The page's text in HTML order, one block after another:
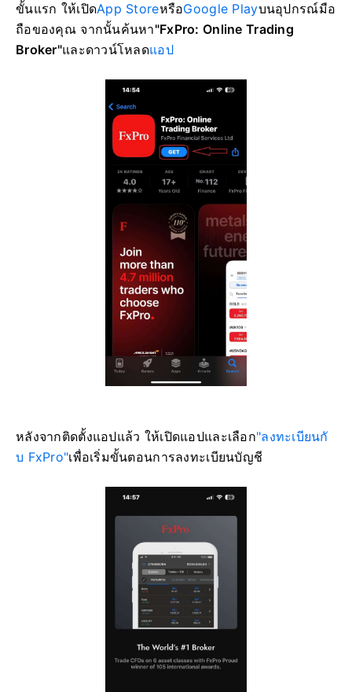
ขั้นแรก ให้เปิดApp StoreหรือGoogle Playบนอุปกรณ์มือ
ถือของคุณ จากนั้นค้นหา"FxPro: Online Trading
Broker"และดาวน์โหลดแอป
หลังจากติดตั้งแอปแล้ว ให้เปิดแอปและเลือก"ลงทะเบียนกั
บ FxPro"เพื่อเริ่มขั้นตอนการลงทะเบียนบัญชี